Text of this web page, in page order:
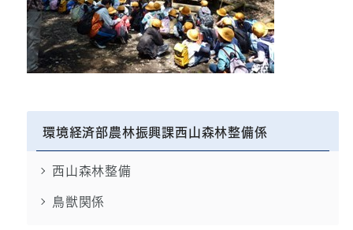
環境経済部農林振興課西山森林整備係
西山森林整備
鳥獣関係